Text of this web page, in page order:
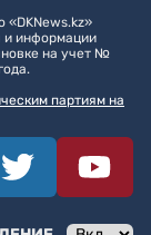
«DKNews.kz»
и информации
на учет №
партиям на